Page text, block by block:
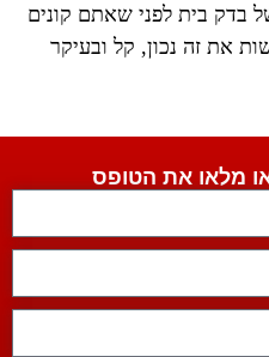
בדק בית לפני שאתם קונים
את זה נכון, קל ובעיקר
מלאו את הטופס